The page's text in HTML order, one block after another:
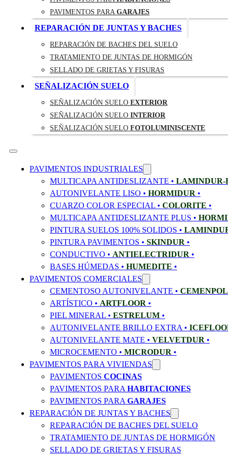
PAVIMENTOS PARA GARAJES
REPARACIÓN DE JUNTAS Y BACHES
REPARACIÓN DE BACHES DEL SUELO
TRATAMIENTO DE JUNTAS DE HORMIGÓN
SELLADO DE GRIETAS Y FISURAS
SEÑALIZACIÓN SUELO
SEÑALIZACIÓN SUELO EXTERIOR
SEÑALIZACIÓN SUELO INTERIOR
SEÑALIZACIÓN SUELO FOTOLUMINISCENTE
PAVIMENTOS INDUSTRIALES
MULTICAPA ANTIDESLIZANTE • LAMINDUR-
AUTONIVELANTE LISO • HORMIDUR •
CUARZO COLOR ESPECIAL • COLORITE •
MULTICAPA ANTIDESLIZANTE PLUS •
PINTURA SUELOS 100% SOLIDOS •
PINTURA PAVIMENTOS • SKINDUR •
CONDUCTIVO • ANTIELECTRIDUR •
BASES HÚMEDAS • HUMEDITE •
PAVIMENTOS COMERCIALES
CEMENTOSO AUTONIVELANTE • CEMENPOL
ARTÍSTICO • ARTFLOOR •
PIEL MINERAL • ESTRELUM •
AUTONIVELANTE BRILLO EXTRA •
AUTONIVELANTE MATE • VELVETDUR •
MICROCEMENTO • MICRODUR •
PAVIMENTOS PARA VIVIENDAS
PAVIMENTOS COCINAS
PAVIMENTOS PARA HABITACIONES
PAVIMENTOS PARA GARAJES
REPARACIÓN DE JUNTAS Y BACHES
REPARACIÓN DE BACHES DEL SUELO
TRATAMIENTO DE JUNTAS DE HORMIGÓN
SELLADO DE GRIETAS Y FISURAS